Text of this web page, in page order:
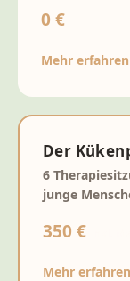
0 €
Mehr erfahren
Der
6
junge
350 €
Mehr erfahren